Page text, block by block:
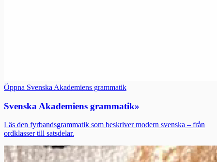
Öppna Svenska Akademiens grammatik
Svenska Akademiens grammatik»
Läs den fyrbandsgrammatik som beskriver modern svenska – från
ordklasser till satsdelar.